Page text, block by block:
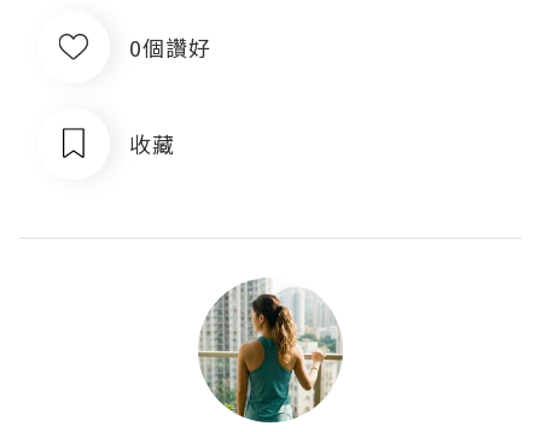
0個讚好
收藏